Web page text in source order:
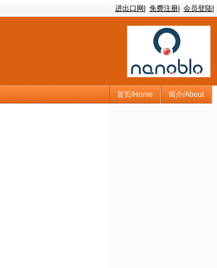
进出口网 免费注册 会员登陆
首页/Home 简介/About